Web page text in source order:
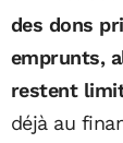
des dons
emprunts,
restent
déjà au